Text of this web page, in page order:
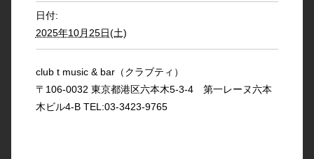
日付:
2025年10月25日(土)
club t music & bar（クラブティ）
〒106-0032 東京都港区六本木5-3-4 第一レーヌ六本
木ビル4-B TEL:03-3423-9765